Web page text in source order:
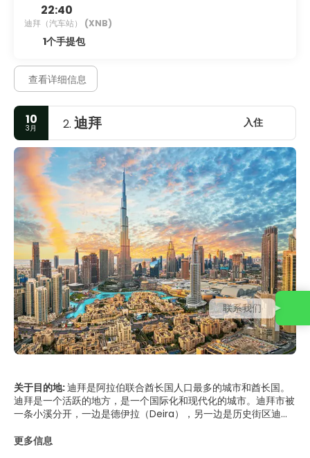
22:40
迪拜（汽车站） (XNB)
1个手提包
查看详细信息
10
3月 2. 迪拜 入住
关于目的地:迪拜是阿拉伯联合酋长国人口最多的城市和酋长国。
迪拜是一个活跃的地方，是一个国际化和现代化的城市。迪拜市被
一条小溪分开，一边是德伊拉（Deira），另一边是历史街区迪拜
卓美亚（Jumeirah）地区。迪拜已经展出了一些令人惊叹的建
更多信息
联系我们